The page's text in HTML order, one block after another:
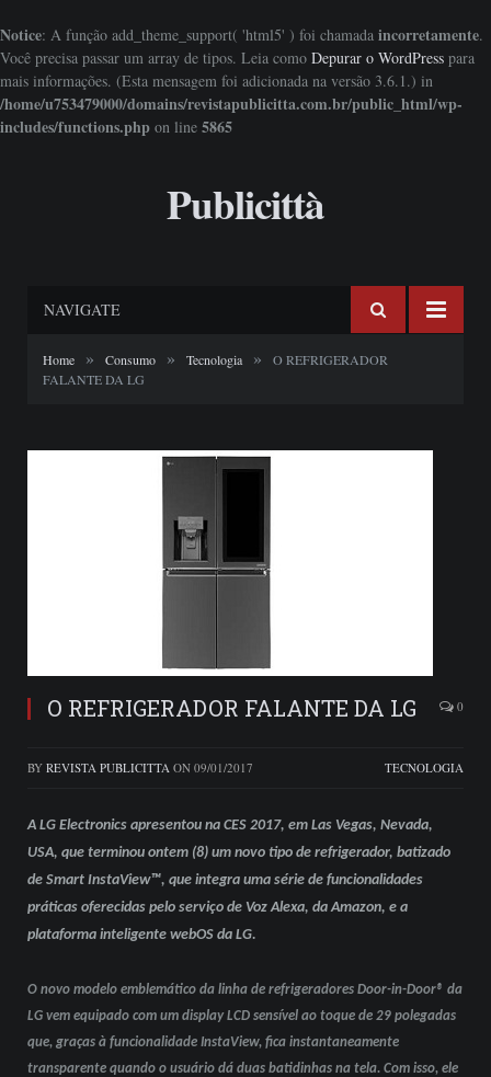
Notice: A função add_theme_support( 'html5' ) foi chamada incorretamente.
Você precisa passar um array de tipos. Leia como Depurar o WordPress para
mais informações. (Esta mensagem foi adicionada na versão 3.6.1.) in
/home/u753479000/domains/revistapublicitta.com.br/public_html/wp-
includes/functions.php on line 5865
Publicittà
NAVIGATE
Home » Consumo » Tecnologia »
O REFRIGERADOR
FALANTE DA LG
O REFRIGERADOR FALANTE DA LG 0
BY REVISTA PUBLICITTA ON 09/01/2017 TECNOLOGIA
A LG Electronics apresentou na CES 2017, em Las Vegas, Nevada,
USA, que terminou ontem (8) um novo tipo de refrigerador, batizado
de Smart InstaView™, que integra uma série de funcionalidades
práticas oferecidas pelo serviço de Voz Alexa, da Amazon, e a
plataforma inteligente webOS da LG.
O novo modelo emblemático da linha de refrigeradores Door-in-Door® da
LG vem equipado com um display LCD sensível ao toque de 29 polegadas
que, graças à funcionalidade InstaView, fica instantaneamente
transparente quando o usuário dá duas batidinhas na tela. Com isso, ele